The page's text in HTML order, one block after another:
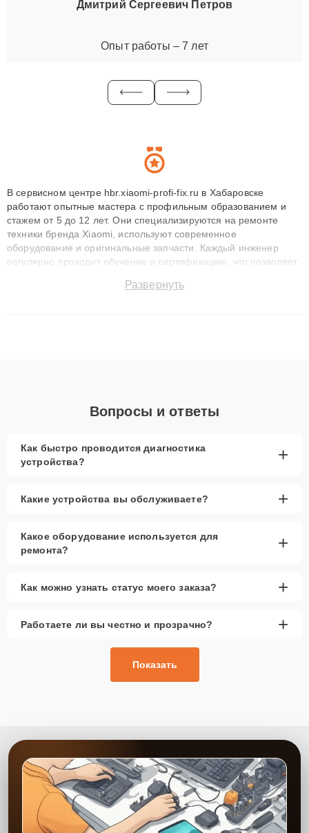
Дмитрий Сергеевич Петров
Опыт работы – 7 лет
В сервисном центре hbr.xiaomi-profi-fix.ru в Хабаровске
работают опытные мастера с профильным образованием и
стажем от 5 до 12 лет. Они специализируются на ремонте
техники бренда Xiaomi, используют современное
оборудование и оригинальные запчасти. Каждый инженер
регулярно проходит обучение и сертификацию, что позволяет
технику с сохранением гарантии до 3 лет. Наши мастера
Развернуть
Вопросы и ответы
Как быстро проводится диагностика
устройства?
+
Какие устройства вы обслуживаете? +
Какое оборудование используется для
ремонта?
+
Как можно узнать статус моего заказа? +
Работаете ли вы честно и прозрачно? +
Показать